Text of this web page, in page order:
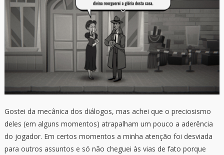
Gostei da mecânica dos diálogos, mas achei que o preciosismo
deles (em alguns momentos) atrapalham um pouco a aderência
do jogador. Em certos momentos a minha atenção foi desviada
para outros assuntos e só não cheguei às vias de fato porque